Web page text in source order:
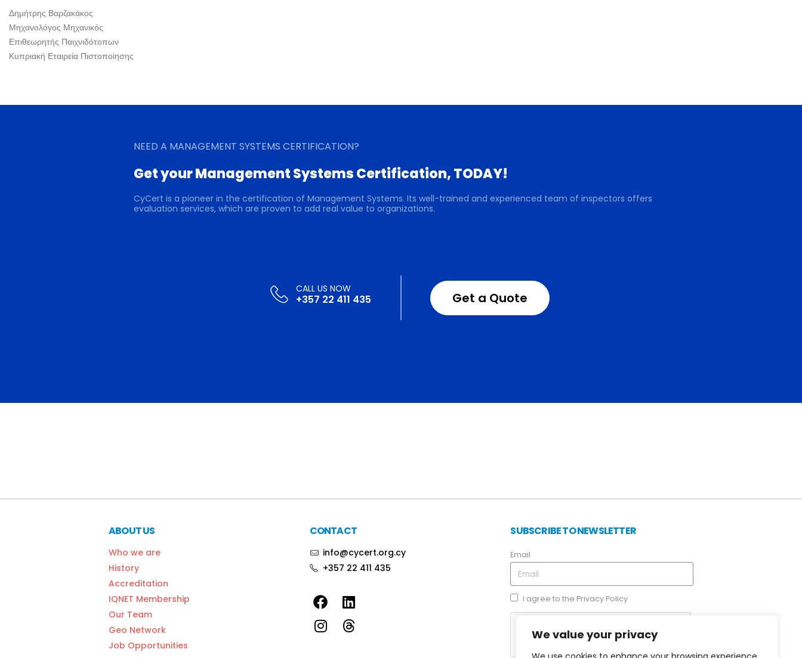
We value your privacy
Δημήτρης Βαρζακάκος
Μηχανολόγος Μηχανικός
Επιθεωρητής Παιχνιδότοπων
Κυπριακή Εταιρεία Πιστοποίησης
NEED A MANAGEMENT SYSTEMS CERTIFICATION?
Get your Management Systems Certification, TODAY!
CyCert is a pioneer in the certification of Management Systems. Its well-trained and experienced team of inspectors offers
evaluation services, which are proven to add real value to organizations.
+357 22 411 435 Get a Quote
ABOUT US
Who we are
History
Accreditation
IQNET Membership
Our Team
Geo Network
Job Opportunities
CONTACT
info@cycert.org.cy
+357 22 411 435
SUBSCRIBE TO NEWSLETTER
Email
I agree to the Privacy Policy